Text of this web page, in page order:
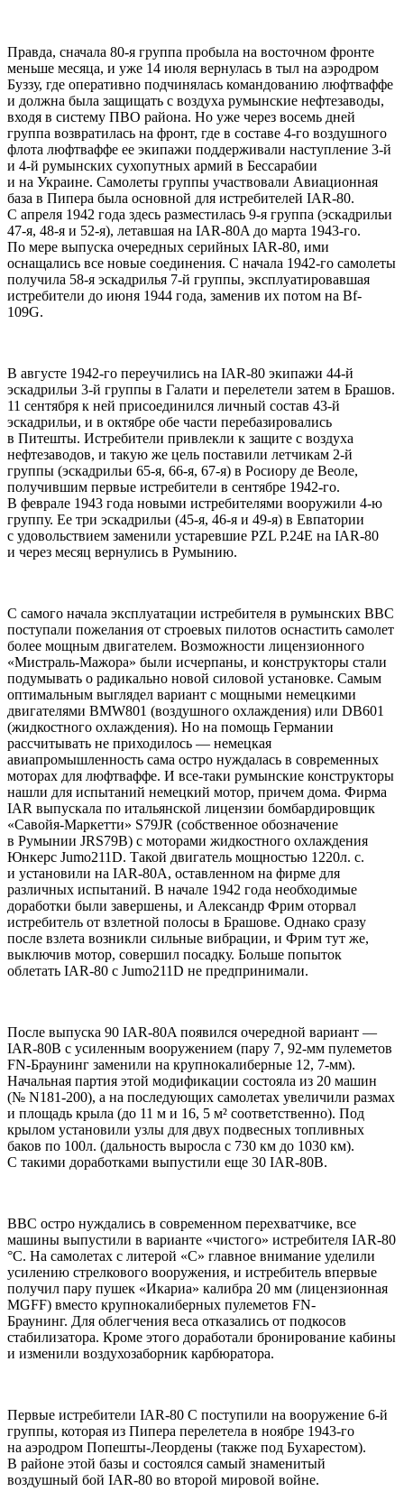
Правда, сначала 80-я группа пробыла на восточном фронте
меньше месяца, и уже 14 июля вернулась в тыл на аэродром
Буззу, где оперативно подчинялась командованию люфтваффе
и должна была защищать с воздуха румынские нефтезаводы,
входя в систему ПВО района. Но уже через восемь дней
группа возвратилась на фронт, где в составе 4-го воздушного
флота люфтваффе ее экипажи поддерживали наступление 3-й
и 4-й румынских сухопутных армий в Бессарабии
и на Украине. Самолеты группы участвовали Авиационная
база в Пипера была основной для истребителей IAR-80.
С апреля 1942 года здесь разместилась 9-я группа (эскадрильи
47-я, 48-я и 52-я), летавшая на IAR-80A до марта 1943-го.
По мере выпуска очередных серийных IAR-80, ими
оснащались все новые соединения. С начала 1942-го самолеты
получила 58-я эскадрилья 7-й группы, эксплуатировавшая
истребители до июня 1944 года, заменив их потом на Bf-
109G.
В августе 1942-го переучились на IAR-80 экипажи 44-й
эскадрильи 3-й группы в Галати и перелетели затем в Брашов.
11 сентября к ней присоединился личный состав 43-й
эскадрильи, и в октябре обе части перебазировались
в Питешты. Истребители привлекли к защите с воздуха
нефтезаводов, и такую же цель поставили летчикам 2-й
группы (эскадрильи 65-я, 66-я, 67-я) в Росиору де Веоле,
получившим первые истребители в сентябре 1942-го.
В феврале 1943 года новыми истребителями вооружили 4-ю
группу. Ее три эскадрильи (45-я, 46-я и 49-я) в Евпатории
с удовольствием заменили устаревшие PZL P.24E на IAR-80
и через месяц вернулись в Румынию.
С самого начала эксплуатации истребителя в румынских ВВС
поступали пожелания от строевых пилотов оснастить самолет
более мощным двигателем. Возможности лицензионного
«Мистраль-Мажора» были исчерпаны, и конструкторы стали
подумывать о радикально новой силовой установке. Самым
оптимальным выглядел вариант с мощными немецкими
двигателями BMW801 (воздушного охлаждения) или DB601
(жидкостного охлаждения). Но на помощь Германии
рассчитывать не приходилось — немецкая
авиапромышленность сама остро нуждалась в современных
моторах для люфтваффе. И все-таки румынские конструкторы
нашли для испытаний немецкий мотор, причем дома. Фирма
IAR выпускала по итальянской лицензии бомбардировщик
«Савойя-Маркетти» S79JR (собственное обозначение
в Румынии JRS79B) с моторами жидкостного охлаждения
Юнкерс Jumo211D. Такой двигатель мощностью 1220л. с.
и установили на IAR-80A, оставленном на фирме для
различных испытаний. В начале 1942 года необходимые
доработки были завершены, и Александр Фрим оторвал
истребитель от взлетной полосы в Брашове. Однако сразу
после взлета возникли сильные вибрации, и Фрим тут же,
выключив мотор, совершил посадку. Больше попыток
облетать IAR-80 с Jumo211D не предпринимали.
После выпуска 90 IAR-80A появился очередной вариант —
IAR-80В с усиленным вооружением (пару 7, 92-мм пулеметов
FN-Браунинг заменили на крупнокалиберные 12, 7-мм).
Начальная партия этой модификации состояла из 20 машин
(№ N181-200), а на последующих самолетах увеличили размах
и площадь крыла (до 11 м и 16, 5 м² соответственно). Под
крылом установили узлы для двух подвесных топливных
баков по 100л. (дальность выросла с 730 км до 1030 км).
С такими доработками выпустили еще 30 IAR-80В.
ВВС остро нуждались в современном перехватчике, все
машины выпустили в варианте «чистого» истребителя IAR-80
°C. На самолетах с литерой «С» главное внимание уделили
усилению стрелкового вооружения, и истребитель впервые
получил пару пушек «Икариа» калибра 20 мм (лицензионная
MGFF) вместо крупнокалиберных пулеметов FN-
Браунинг. Для облегчения веса отказались от подкосов
стабилизатора. Кроме этого доработали бронирование кабины
и изменили воздухозаборник карбюратора.
Первые истребители IAR-80 C поступили на вооружение 6-й
группы, которая из Пипера перелетела в ноябре 1943-го
на аэродром Попешты-Леордены (также под Бухарестом).
В районе этой базы и состоялся самый знаменитый
воздушный бой IAR-80 во второй мировой войне.